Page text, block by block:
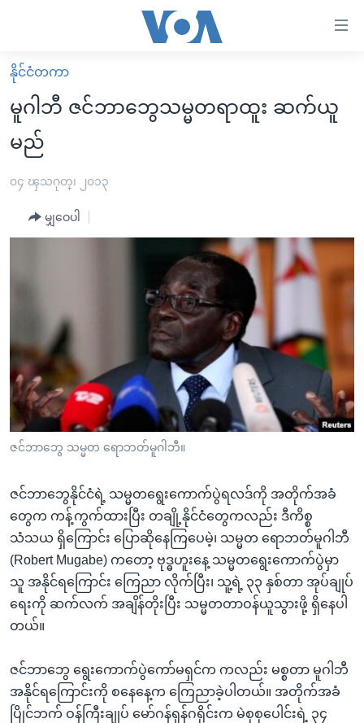
လွယ်ကူ
စေ
သည့်
Link
များ
အကြောင်းအရာ
ပင်မ
အ
ညွန်း
စာမျက်နှာ
သို့
ရန်
ရှာဖွေ
ရန်
နေရာ
သို့
ကျော်
ရန်
မူလစာမျက်နှာ
မြန်မာ
ကမ္ဘာ့သတင်းများ
ရပ်ဝန်းတခု လမ်းတခု အလွန်
မကြေးမုံရဲ့ အင်္ဂလိပ်စာ
ရုပ်ရှင်ထဲက အင်္ဂလိပ်စာ
သုတပဒေသာ အင်္ဂလိပ်စာ
ရေဒီယို
တီဗွီ
ရေဒီယိုနှင့်ရုပ်သံ အချက်အလက်များ
ရေဒီယို/တီဗွီအစီအစဉ်
Learning English
ဗွီအိုအေ လူမှုကွန်ယက်များ
ဘာသာစကားများ
နိုင်ငံတကာ
မူဂါဘီ ဇင်ဘာဘွေသမ္မတရာထူး ဆက်ယူ
မည်
၀၄ ၾသဂုတ္၊ ၂၀၁၃
မျှဝေပါ
ဇင်ဘာဘွေ သမ္မတ ရောဘတ်မူဂါဘီ။
ဇင်ဘာဘွေနိုင်ငံရဲ့ သမ္မတရွေးကောက်ပွဲရလဒ်ကို အတိုက်အခံ
တွေက ကန့်ကွက်ထားပြီး တချို့နိုင်ငံတွေကလည်း ဒီကိစ္စ
သံသယ ရှိကြောင်း ပြောဆိုနေကြပေမဲ့၊ သမ္မတ ရောဘတ်မူဂါဘီ
(Robert Mugabe) ကတော့ ဗုဒ္ဓဟူးနေ့ သမ္မတရွေးကောက်ပွဲမှာ
သူ အနိုင်ရကြောင်း ကြေညာ လိုက်ပြီး၊ သူ့ရဲ့ ၃၃ နှစ်တာ အုပ်ချုပ်
ရေးကို ဆက်လက် အချိန်တိုးပြီး သမ္မတတာဝန်ယူသွားဖို့ ရှိနေပါ
တယ်။
ဇင်ဘာဘွေ ရွေးကောက်ပွဲကော်မရှင်က ကလည်း မစ္စတာ မူဂါဘီ
အနိုင်ရကြောင်းကို စနေနေ့က ကြေညာခဲ့ပါတယ်။ အတိုက်အခံ
ပြိုင်ဘက် ဝန်ကြီးချုပ် မော်ဂန်ရှန်ဂရိုင်းက မဲစုစုပေါင်းရဲ့ ၃၄